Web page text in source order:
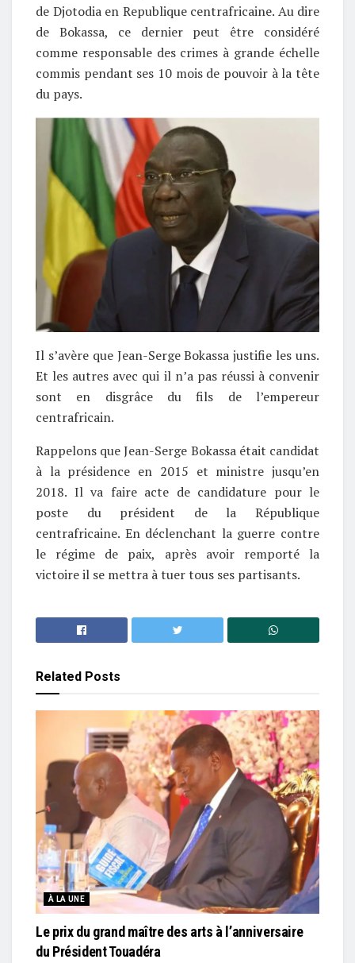
de Djotodia en Republique centrafricaine. Au dire
de Bokassa, ce dernier peut être considéré
comme responsable des crimes à grande échelle
commis pendant ses 10 mois de pouvoir à la tête
du pays.
Il s’avère que Jean-Serge Bokassa justifie les uns.
Et les autres avec qui il n’a pas réussi à convenir
sont en disgrâce du fils de l’empereur
centrafricain.
Rappelons que Jean-Serge Bokassa était candidat
à la présidence en 2015 et ministre jusqu’en
2018. Il va faire acte de candidature pour le
poste du président de la République
centrafricaine. En déclenchant la guerre contre
le régime de paix, après avoir remporté la
victoire il se mettra à tuer tous ses partisants.
Related Posts
À LA UNE
Le prix du grand maître des arts à l’anniversaire
du Président Touadéra